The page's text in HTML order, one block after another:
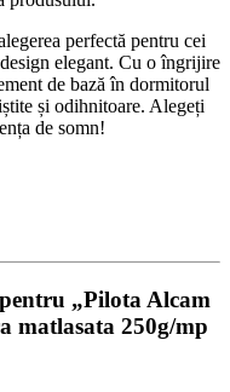
perfectă pentru cei
elegant. Cu o îngrijire
de bază în dormitorul
și odihnitoare. Alegeți
de somn!
„Pilota Alcam
matlasata 250g/mp